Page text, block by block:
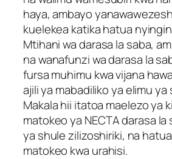
haya, ambayo
kuelekea katika hatua
Mtihani wa darasa la saba,
na wanafunzi wa darasa la
fursa muhimu kwa vijana
ajili ya mabadiliko ya elimu ya
Makala hii itatoa maelezo ya
matokeo ya NECTA darasa
ya shule zilizoshiriki, na
matokeo kwa urahisi.